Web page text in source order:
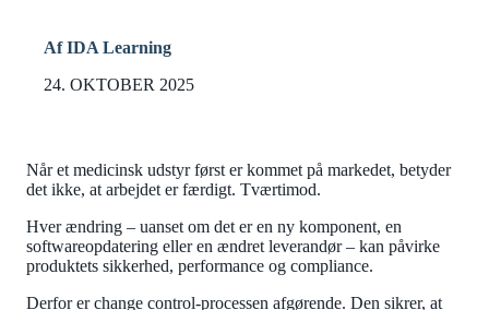
Af IDA Learning
24. OKTOBER 2025
Når et medicinsk udstyr først er kommet på markedet, betyder
det ikke, at arbejdet er færdigt. Tværtimod.
Hver ændring – uanset om det er en ny komponent, en
softwareopdatering eller en ændret leverandør – kan påvirke
produktets sikkerhed, performance og compliance.
Derfor er change control-processen afgørende. Den sikrer, at